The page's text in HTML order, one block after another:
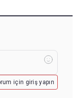
için giriş yapın